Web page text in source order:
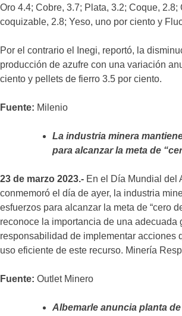
Oro 4.4; Cobre, 3.7; Plata, 3.2; Coque, 2.8;
coquizable, 2.8; Yeso, uno por ciento y
Por el contrario el Inegi, reportó, la
producción de azufre con una variación
ciento y pellets de fierro 3.5 por ciento.
Fuente: Milenio
La industria minera
para alcanzar la meta de
23 de marzo 2023.- En el Día Mundial del
conmemoró el día de ayer, la industria
esfuerzos para alcanzar la meta de “cero
reconoce la importancia de una adecuada
responsabilidad de implementar acciones
uso eficiente de este recurso. Minería
Fuente: Outlet Minero
Albemarle anuncia planta